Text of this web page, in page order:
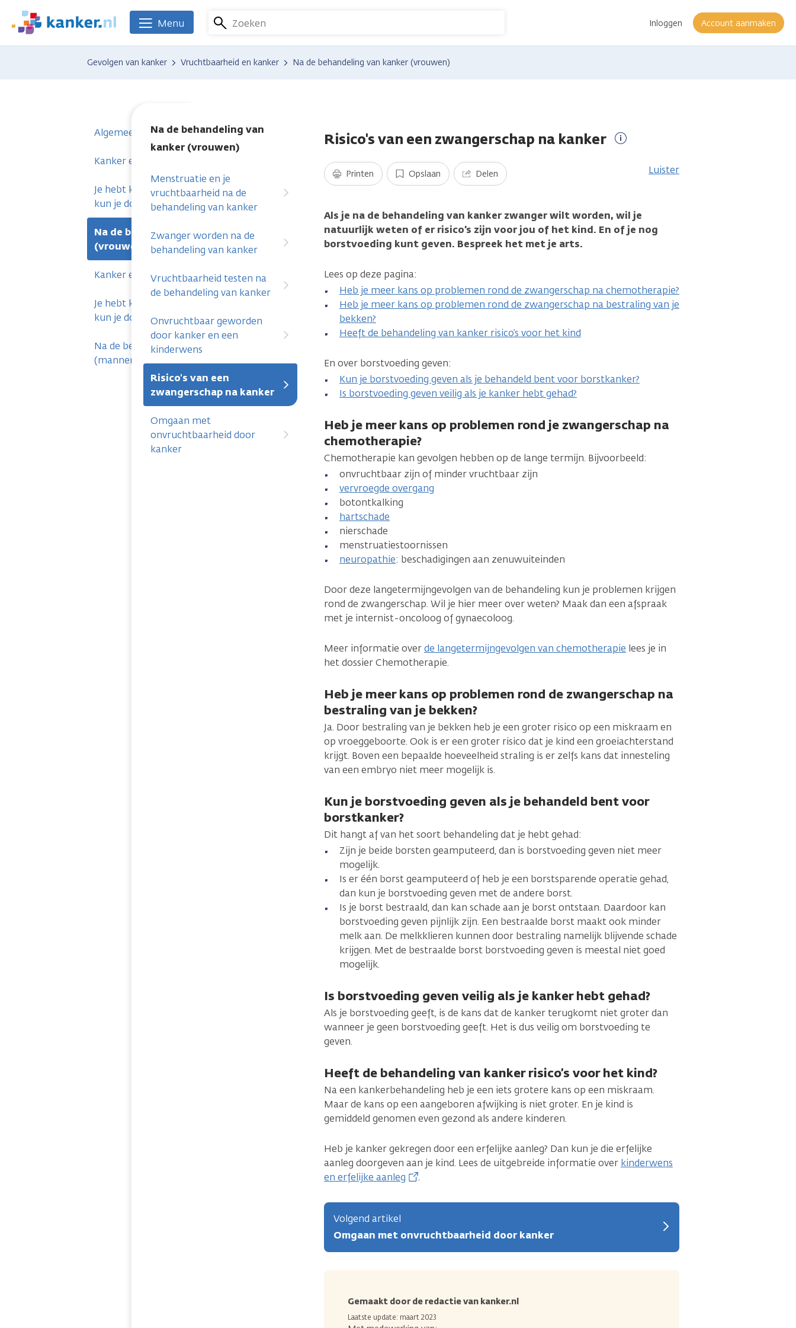
naar
We
zijn
Zoeken Inloggen Account aanmaken
Menu
Gevolgen van kanker Vruchtbaarheid en kanker Na de behandeling van kanker (vrouwen)
Algemeen
Kanker en vruchtbaarheid bij vrouwen
Je hebt kanker en een kinderwens. Wat
kun je doen? (vrouwen)
Na de behandeling van kanker
(vrouwen)
Na de behandeling van
kanker (vrouwen)
Menstruatie en je
vruchtbaarheid na de
behandeling van kanker
Zwanger worden na de
behandeling van kanker
Vruchtbaarheid testen na
de behandeling van kanker
Onvruchtbaar geworden
door kanker en een
kinderwens
Risico's van een
zwangerschap na kanker
Omgaan met
onvruchtbaarheid door
kanker
Kanker en vruchtbaarheid bij mannen
Je hebt kanker en een kinderwens. Wat
kun je doen? (mannen)
Na de behandeling van kanker
(mannen)
Risico's van een zwangerschap na kanker
informatie
Printen Opslaan Delen Luister
Als je na de behandeling van kanker zwanger wilt worden, wil je
natuurlijk weten of er risico’s zijn voor jou of het kind. En of je nog
borstvoeding kunt geven. Bespreek het met je arts.
Lees op deze pagina:
Heb je meer kans op problemen rond de zwangerschap na chemotherapie?
Heb je meer kans op problemen rond de zwangerschap na bestraling van je
bekken?
Heeft de behandeling van kanker risico’s voor het kind
En over borstvoeding geven:
Kun je borstvoeding geven als je behandeld bent voor borstkanker?
Is borstvoeding geven veilig als je kanker hebt gehad?
Heb je meer kans op problemen rond je zwangerschap na
chemotherapie?
Chemotherapie kan gevolgen hebben op de lange termijn. Bijvoorbeeld:
onvruchtbaar zijn of minder vruchtbaar zijn
vervroegde overgang
botontkalking
hartschade
nierschade
menstruatiestoornissen
neuropathie: beschadigingen aan zenuwuiteinden
Door deze langetermijngevolgen van de behandeling kun je problemen krijgen
rond de zwangerschap. Wil je hier meer over weten? Maak dan een afspraak
met je internist-oncoloog of gynaecoloog.
Meer informatie overde langetermijngevolgen van chemotherapie lees je in
het dossier Chemotherapie.
Heb je meer kans op problemen rond de zwangerschap na
bestraling van je bekken?
Ja. Door bestraling van je bekken heb je een groter risico op een miskraam en
op vroeggeboorte. Ook is er een groter risico dat je kind een groeiachterstand
krijgt. Boven een bepaalde hoeveelheid straling is er zelfs kans dat innesteling
van een embryo niet meer mogelijk is.
Kun je borstvoeding geven als je behandeld bent voor
borstkanker?
Dit hangt af van het soort behandeling dat je hebt gehad:
Zijn je beide borsten geamputeerd, dan is borstvoeding geven niet meer
mogelijk.
Is er één borst geamputeerd of heb je een borstsparende operatie gehad,
dan kun je borstvoeding geven met de andere borst.
Is je borst bestraald, dan kan schade aan je borst ontstaan. Daardoor kan
borstvoeding geven pijnlijk zijn. Een bestraalde borst maakt ook minder
melk aan. De melkklieren kunnen door bestraling namelijk blijvende schade
krijgen. Met de bestraalde borst borstvoeding geven is meestal niet goed
mogelijk.
Is borstvoeding geven veilig als je kanker hebt gehad?
Als je borstvoeding geeft, is de kans dat de kanker terugkomt niet groter dan
wanneer je geen borstvoeding geeft. Het is dus veilig om borstvoeding te
geven.
Heeft de behandeling van kanker risico’s voor het kind?
Na een kankerbehandeling heb je een iets grotere kans op een miskraam.
Maar de kans op een aangeboren afwijking is niet groter. En je kind is
gemiddeld genomen even gezond als andere kinderen.
Heb je kanker gekregen door een erfelijke aanleg? Dan kun je die erfelijke
aanleg doorgeven aan je kind. Lees de uitgebreide informatie over kinderwens
en erfelijke aanleg
.
Volgend artikel
Omgaan met onvruchtbaarheid door kanker
Gemaakt door de redactie van kanker.nl
Laatste update: maart 2023